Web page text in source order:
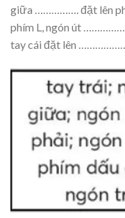
giữa ……………. đặt lên
phím L, ngón út
tay cái đặt lên